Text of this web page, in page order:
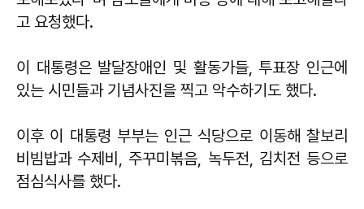
고 요청했다.
이 대통령은 발달장애인 및 활동가들, 투표장 인근에
있는 시민들과 기념사진을 찍고 악수하기도 했다.
이후 이 대통령 부부는 인근 식당으로 이동해 찰보리
비빔밥과 수제비, 주꾸미볶음, 녹두전, 김치전 등으로
점심식사를 했다.